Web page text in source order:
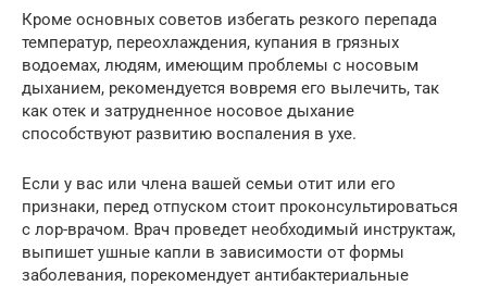
Кроме основных советов избегать резкого перепада
температур, переохлаждения, купания в грязных
водоемах, людям, имеющим проблемы с носовым
дыханием, рекомендуется вовремя его вылечить, так
как отек и затрудненное носовое дыхание
способствуют развитию воспаления в ухе.
Если у вас или члена вашей семьи отит или его
признаки, перед отпуском стоит проконсультироваться
с лор-врачом. Врач проведет необходимый инструктаж,
выпишет ушные капли в зависимости от формы
заболевания, порекомендует антибактериальные